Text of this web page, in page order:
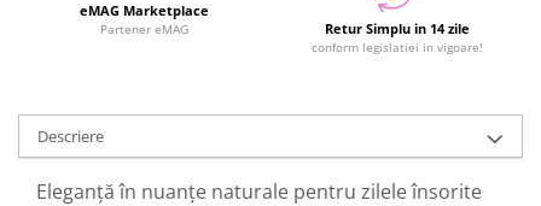
eMAG Marketplace
Partener eMAG Retur Simplu in 14 zile
conform legislatiei in vigoare!
Descriere
Eleganță în nuanțe naturale pentru zilele însorite